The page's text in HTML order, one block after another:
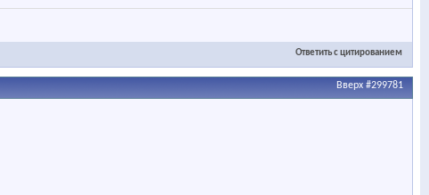
Ответить с цитированием
Вверх #299781